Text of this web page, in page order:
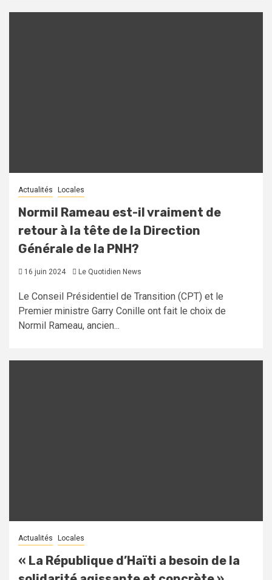
Actualités Locales
Normil Rameau est-il vraiment de
retour à la tête de la Direction
Générale de la PNH?
16 juin 2024 Le Quotidien News
Le Conseil Présidentiel de Transition (CPT) et le
Premier ministre Garry Conille ont fait le choix de
Normil Rameau, ancien...
Actualités Locales
« La République d’Haïti a besoin de la